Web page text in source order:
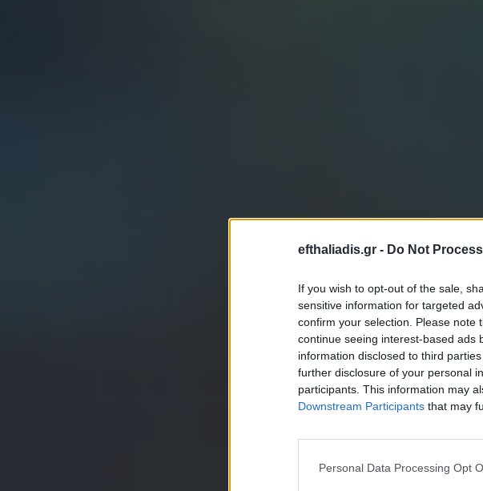
efthaliadis.gr - Do Not
If you wish to opt-out of the sale,
sensitive information for targeted
confirm your selection. Please note
continue seeing interest-based ads
information disclosed to third
further disclosure of your personal
participants. This information may
Downstream Participants that may
Personal Data Processing Opt